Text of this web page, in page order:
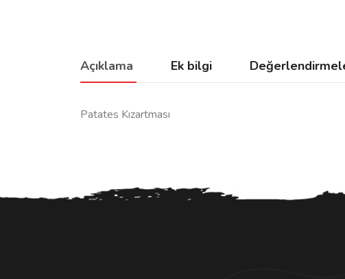
Açıklama Ek bilgi
Patates Kızartması